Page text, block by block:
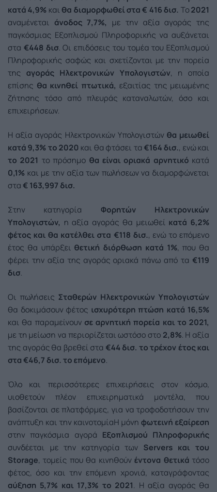
κατά 4,9% και θα διαμορφωθεί στα € 416 δισ. Το2021
αναμένεται άνοδος 7,7%, με την αξία αγοράς της
παγκόσμιας Εξοπλισμού Πληροφορικής να αυξάνεται
στα €448 δισ. Οι επιδόσεις του τομέα του Εξοπλισμού
Πληροφορικής σαφώς και σχετίζονται με την πορεία
της αγοράς Ηλεκτρονικών Υπολογιστών, η οποία
επίσης θα κινηθεί πτωτικά, εξαιτίας της μειωμένης
ζήτησης τόσο από πλευράς καταναλωτών, όσο και
επιχειρήσεων.
Η αξία αγοράς Ηλεκτρονικών Υπολογιστών θα μειωθεί
κατά 9,3% το 2020 και θα φτάσει τα€164 δισ., ενώ και
το 2021 το πρόσημο θα είναι οριακά αρνητικό κατά
0,1% και με την αξία των πωλήσεων να διαμορφώνεται
στα€ 163,997 δισ.
Στην κατηγορία Φορητών Ηλεκτρονικών
Υπολογιστών, η αξία αγοράς θα μειωθεί κατά 6,2%
φέτος και θα κατέλθει στα €118 δισ., ενώ το επόμενο
έτος θα υπάρξει θετική διόρθωση κατά 1%, που θα
φέρει την αξία της αγοράς οριακά πάνω από τα €119
δισ.
Οι πωλήσεις Σταθερών Ηλεκτρονικών Υπολογιστών
θα δοκιμάσουν φέτος ισχυρότερη πτώση κατά 16,5%
και θα παραμείνουν σε αρνητική πορεία και το 2021,
με τη μείωση να περιορίζεται ωστόσο στο 2,8%. Η αξία
της αγοράς θα βρεθεί στα €44 δισ. το τρέχον έτος και
στα €46,7 δισ. το επόμενο.
Όλο και περισσότερες επιχειρήσεις στον κόσμο,
υιοθετούν πλέον επιχειρηματικά μοντέλα, που
βασίζονται σε πλατφόρμες, για να τροφοδοτήσουν την
ανάπτυξη και την καινοτομίαΗ μόνη φωτεινή εξαίρεση
στην παγκόσμια αγορά Εξοπλισμού Πληροφορικής
συνδέεται με την κατηγορία των Servers και του
Storage, τομείς που θα κινηθούν έντονα θετικά τόσο
φέτος, όσο και την επόμενη χρονιά, καταγράφοντας
αύξηση 5,7% και 17,3% το 2021. Η αξία αγοράς θα